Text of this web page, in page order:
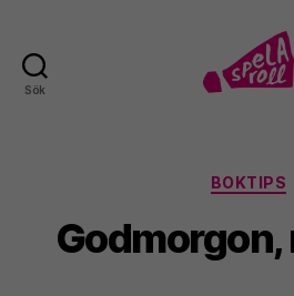
Sök
BOKTIPS